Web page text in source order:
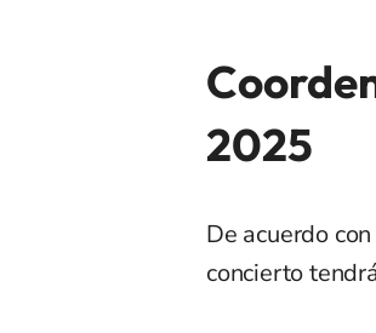
2025
De acuerdo
concierto